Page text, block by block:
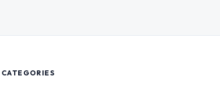
CATEGORIES